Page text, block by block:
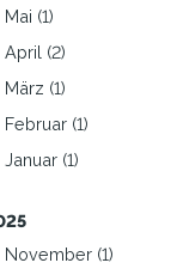
Mai (1)
April (2)
März (1)
Februar (1)
Januar (1)
November (1)